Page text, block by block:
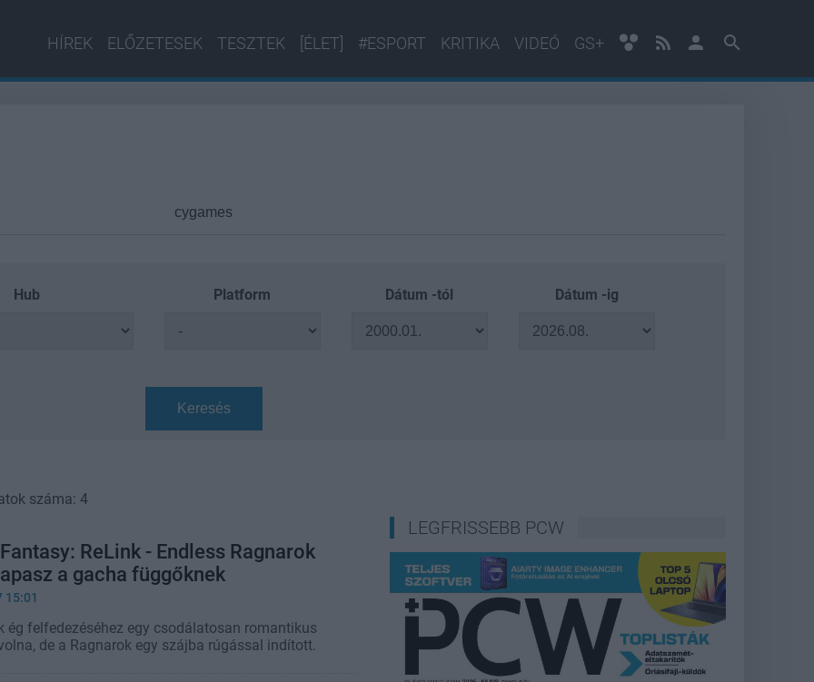
HÍREK ELŐZETESEK TESZTEK [ÉLET] #ESPORT KRITIKA VIDEÓ GS+
Hub Platform Dátum -tól Dátum -ig
Keresés
száma: 4
ReLink - Endless Ragnarok
a gacha függőknek
15:01
ég felfedezéséhez egy csodálatosan romantikus
de a Ragnarok egy szájba rúgással indított.
LEGFRISSEBB PCW